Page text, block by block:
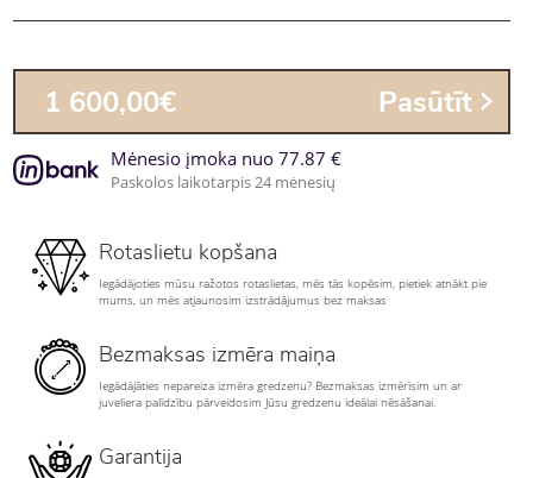
1 600,00€ Pasūtīt
Mėnesio įmoka nuo 77.87 €
Paskolos laikotarpis 24 mėnesių
Rotaslietu kopšana
Iegādājoties mūsu ražotos rotaslietas, mēs tās kopēsim, pietiek atnākt pie
mums, un mēs atjaunosim izstrādājumus bez maksas
Bezmaksas izmēra maiņa
Iegādājāties nepareiza izmēra gredzenu? Bezmaksas izmērīsim un ar
juveliera palīdzību pārveidosim Jūsu gredzenu ideālai nēsāšanai.
Garantija